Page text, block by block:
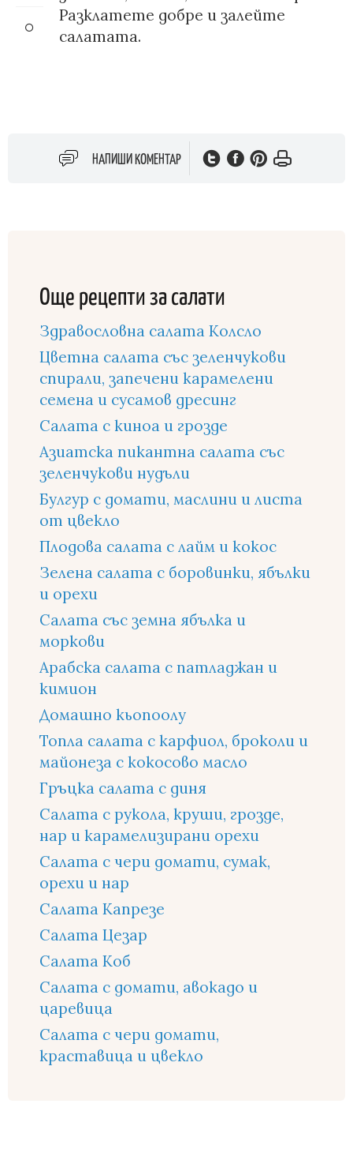
Разклатете добре и залейте
салатата.
НАПИШИ КОМЕНТАР
Още рецепти за салати
Здравословна салата Колсло
Цветна салата със зеленчукови
спирали, запечени карамелени
семена и сусамов дресинг
Салата с киноа и грозде
Азиатска пикантна салата със
зеленчукови нудъли
Булгур с домати, маслини и листа
от цвекло
Плодова салата с лайм и кокос
Зелена салата с боровинки, ябълки
и орехи
Салата със земна ябълка и
моркови
Арабска салата с патладжан и
кимион
Домашно кьопоолу
Топла салата с карфиол, броколи и
майонеза с кокосово масло
Гръцка салата с диня
Салата с рукола, круши, грозде,
нар и карамелизирани орехи
Салата с чери домати, сумак,
орехи и нар
Салата Капрезе
Салата Цезар
Салата Коб
Салата с домати, авокадо и
царевица
Салата с чери домати,
краставица и цвекло